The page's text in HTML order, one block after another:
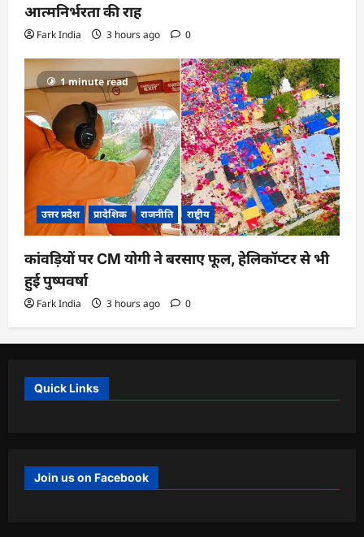
आत्मनिर्भरता की राह
Fark India 3 hours ago 0
1 minute read
उत्तर प्रदेश प्रादेशिक राजनीति राष्ट्रीय
कांवड़ियों पर CM योगी ने बरसाए फूल, हेलिकॉप्टर से भी
हुई पुष्पवर्षा
Fark India 3 hours ago 0
Quick Links
Join us on Facebook